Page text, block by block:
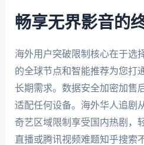
畅享无界影音的
海外用户突破限制核心在于选
的全球节点和智能推荐为您打
长期需求。数据安全加密加售
适配任何设备。海外华人追剧
奇艺区域限制享受国内热剧，
直播或腾讯视频难题知乎搜索